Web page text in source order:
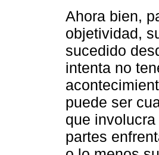
Ahora bien,
objetividad,
sucedido
intenta no
puede ser
que
partes